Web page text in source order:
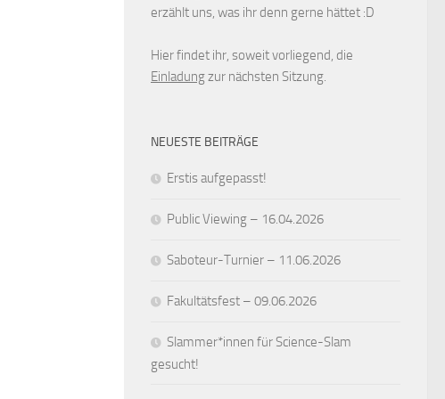
erzählt uns, was ihr denn gerne hättet :D
Hier findet ihr, soweit vorliegend, die
Einladungzur nächsten Sitzung.
NEUESTE BEITRÄGE
Erstis aufgepasst!
Public Viewing – 16.04.2026
Saboteur-Turnier – 11.06.2026
Fakultätsfest – 09.06.2026
Slammer*innen für Science-Slam
gesucht!